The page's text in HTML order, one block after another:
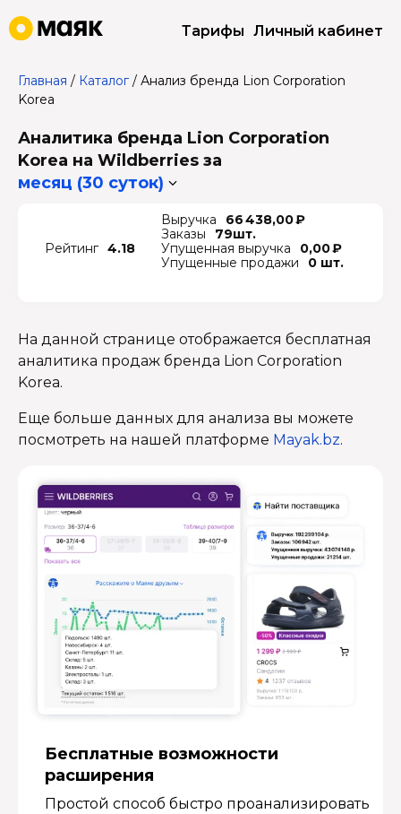
Тарифы Личный кабинет
Главная / Каталог/ Анализ бренда Lion Corporation
Korea
Аналитика бренда Lion Corporation
Korea на Wildberries за
месяц (30 суток)
Рейтинг 4.18
Выручка
66 438,00 ₽
Заказы
79шт.
Упущенная выручка
0,00 ₽
Упущенные продажи
0 шт.
На данной странице отображается бесплатная
аналитика продаж бренда Lion Corporation
Korea.
Еще больше данных для анализа вы можете
посмотреть на нашей платформе Mayak.bz.
Бесплатные возмож­ности
расширения
Простой способ быстро проанализировать